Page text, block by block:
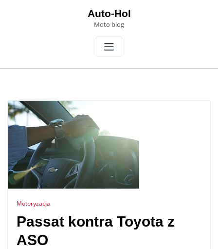
Auto-Hol
Moto blog
Motoryzacja
Passat kontra Toyota z
ASO